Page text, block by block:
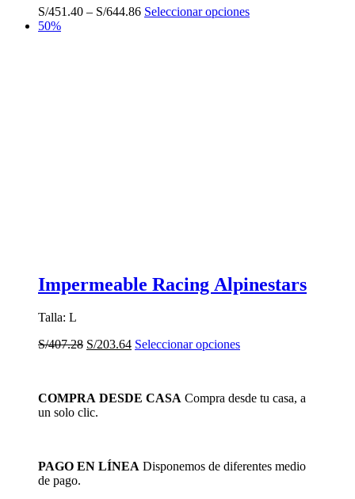
S/451.40 – S/644.86 Seleccionar opcionesEste
50%
Impermeable Racing Alpinestars
Talla: L
S/407.28 El
S/407.28.
S/203.64El
S/203.64.
Seleccionar opcionesEste
variantes.
elegir
COMPRA DESDE CASA Compra desde tu casa, a
un solo clic.
PAGO EN LÍNEA Disponemos de diferentes medio
de pago.